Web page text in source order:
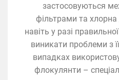
застосовуються
фільтрами та
навіть у разі
виникати проблеми з
випадках
флокулянти –